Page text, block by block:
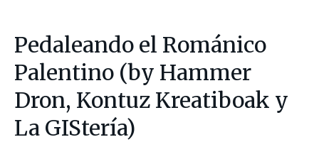
Pedaleando el Románico
Palentino (by Hammer
Dron, Kontuz Kreatiboak y
La GIStería)